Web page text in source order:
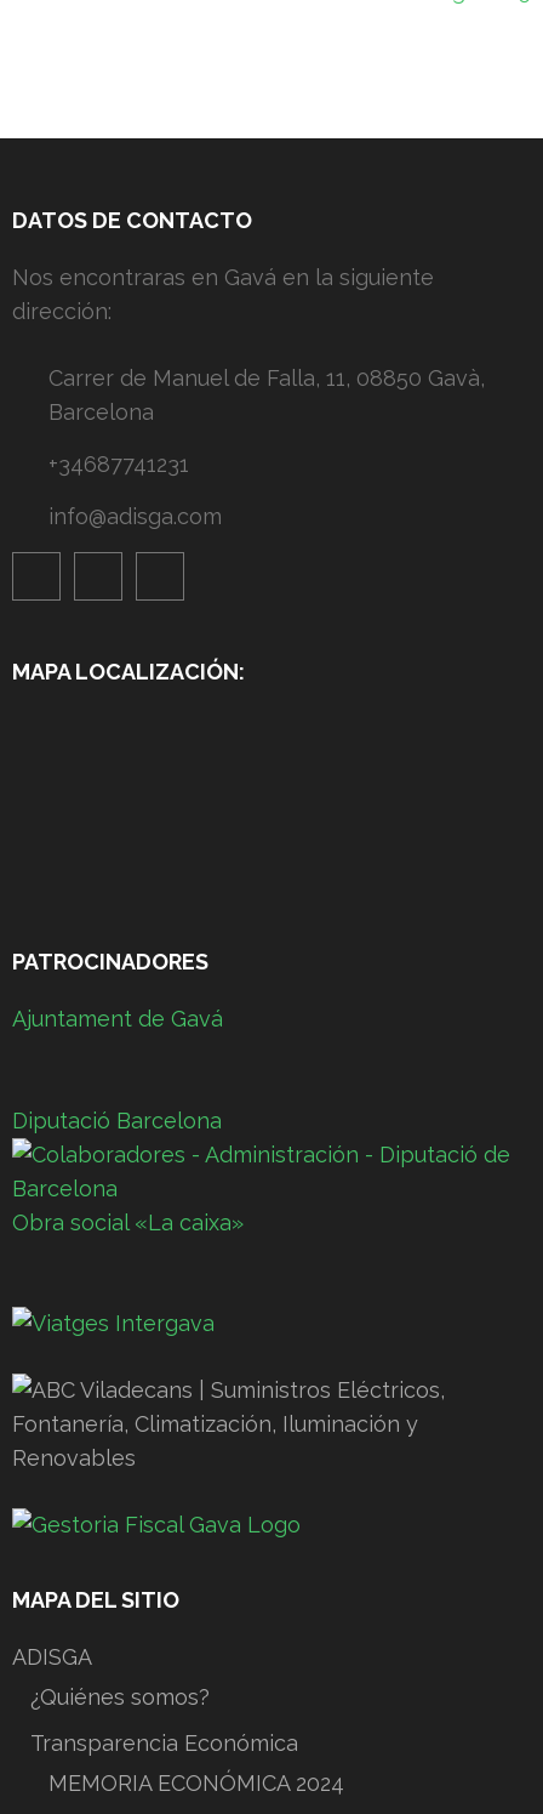
DATOS DE CONTACTO
Nos encontraras en Gavá en la siguiente
dirección:
Carrer de Manuel de Falla, 11, 08850 Gavà,
Barcelona
+34687741231
info@adisga.com
MAPA LOCALIZACIÓN:
PATROCINADORES
Ajuntament de Gavá
Diputació Barcelona
Obra social «La caixa»
MAPA DEL SITIO
ADISGA
¿Quiénes somos?
Transparencia Económica
MEMORIA ECONÓMICA 2024